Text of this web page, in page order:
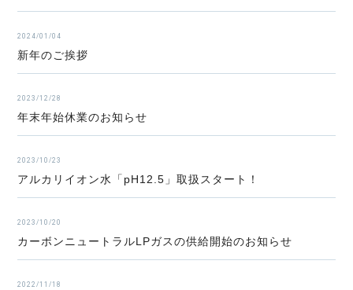
2024/01/04
新年のご挨拶
2023/12/28
年末年始休業のお知らせ
2023/10/23
アルカリイオン水「pH12.5」取扱スタート！
2023/10/20
カーボンニュートラルLPガスの供給開始のお知らせ
2022/11/18